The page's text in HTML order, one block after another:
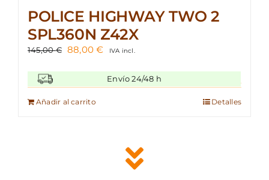
POLICE HIGHWAY TWO 2
SPL360N Z42X
145,00€ El
original
era:
145,00 €.
88,00€ El
actual
es:
IVA incl.
Envío 24/48 h
Añadir al carrito Detalles